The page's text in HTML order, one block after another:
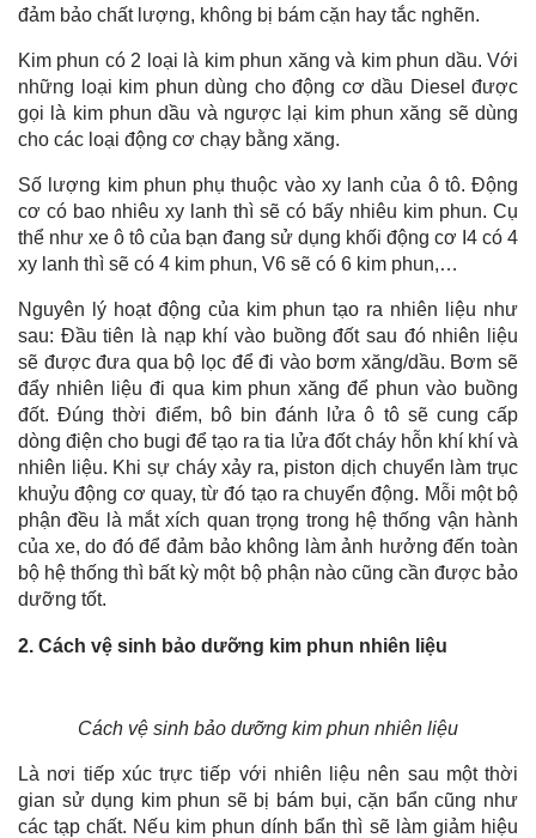
đảm bảo chất lượng, không bị bám cặn hay tắc nghẽn.
Kim phun có 2 loại là kim phun xăng và kim phun dầu. Với
những loại kim phun dùng cho động cơ dầu Diesel được
gọi là kim phun dầu và ngược lại kim phun xăng sẽ dùng
cho các loại động cơ chạy bằng xăng.
Số lượng kim phun phụ thuộc vào xy lanh của ô tô. Động
cơ có bao nhiêu xy lanh thì sẽ có bấy nhiêu kim phun. Cụ
thể như xe ô tô của bạn đang sử dụng khối động cơ I4 có 4
xy lanh thì sẽ có 4 kim phun, V6 sẽ có 6 kim phun,…
Nguyên lý hoạt động của kim phun tạo ra nhiên liệu như
sau: Đầu tiên là nạp khí vào buồng đốt sau đó nhiên liệu
sẽ được đưa qua bộ lọc để đi vào bơm xăng/dầu. Bơm sẽ
đẩy nhiên liệu đi qua kim phun xăng để phun vào buồng
đốt. Đúng thời điểm, bô bin đánh lửa ô tô sẽ cung cấp
dòng điện cho bugi để tạo ra tia lửa đốt cháy hỗn khí khí và
nhiên liệu. Khi sự cháy xảy ra, piston dịch chuyển làm trục
khuỷu động cơ quay, từ đó tạo ra chuyển động. Mỗi một bộ
phận đều là mắt xích quan trọng trong hệ thống vận hành
của xe, do đó để đảm bảo không làm ảnh hưởng đến toàn
bộ hệ thống thì bất kỳ một bộ phận nào cũng cần được bảo
dưỡng tốt.
2. Cách vệ sinh bảo dưỡng kim phun nhiên liệu
Cách vệ sinh bảo dưỡng kim phun nhiên liệu
Là nơi tiếp xúc trực tiếp với nhiên liệu nên sau một thời
gian sử dụng kim phun sẽ bị bám bụi, cặn bẩn cũng như
các tạp chất. Nếu kim phun dính bẩn thì sẽ làm giảm hiệu